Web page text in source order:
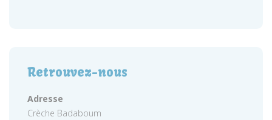
Retrouvez-nous
Adresse
Crèche Badaboum